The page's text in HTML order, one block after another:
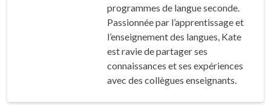
programmes de langue seconde.
Passionnée par l’apprentissage et
l’enseignement des langues, Kate
est ravie de partager ses
connaissances et ses expériences
avec des collègues enseignants.